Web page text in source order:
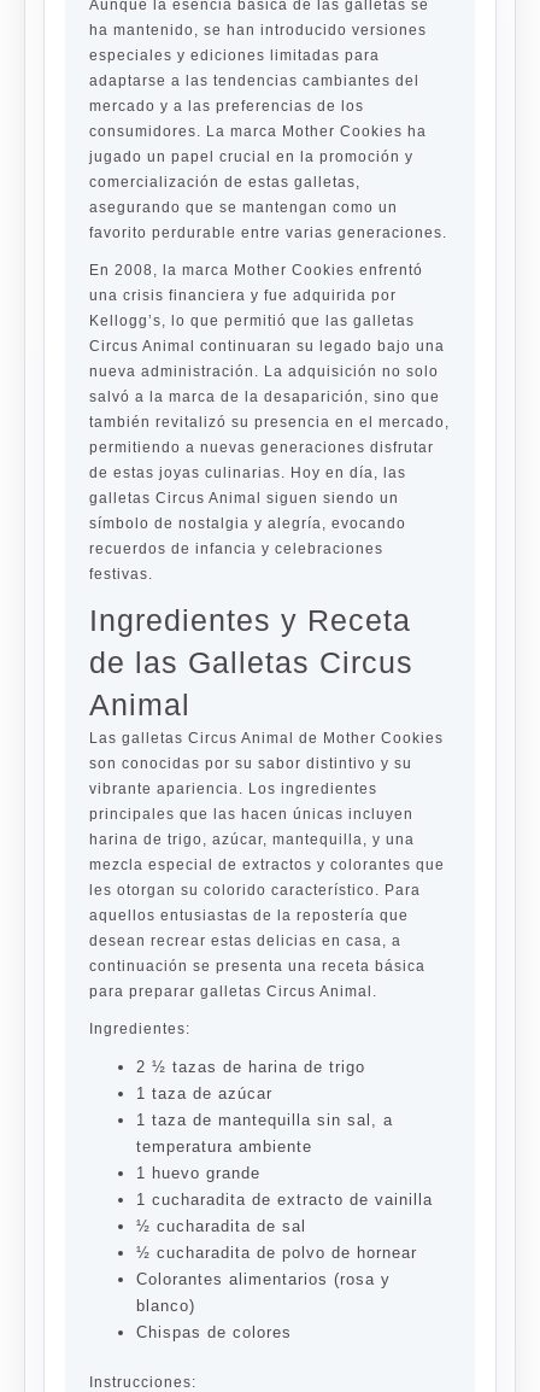
Aunque la esencia básica de las galletas se
ha mantenido, se han introducido versiones
especiales y ediciones limitadas para
adaptarse a las tendencias cambiantes del
mercado y a las preferencias de los
consumidores. La marca Mother Cookies ha
jugado un papel crucial en la promoción y
comercialización de estas galletas,
asegurando que se mantengan como un
favorito perdurable entre varias generaciones.
En 2008, la marca Mother Cookies enfrentó
una crisis financiera y fue adquirida por
Kellogg’s, lo que permitió que las galletas
Circus Animal continuaran su legado bajo una
nueva administración. La adquisición no solo
salvó a la marca de la desaparición, sino que
también revitalizó su presencia en el mercado,
permitiendo a nuevas generaciones disfrutar
de estas joyas culinarias. Hoy en día, las
galletas Circus Animal siguen siendo un
símbolo de nostalgia y alegría, evocando
recuerdos de infancia y celebraciones
festivas.
Ingredientes y Receta
de las Galletas Circus
Animal
Las galletas Circus Animal de Mother Cookies
son conocidas por su sabor distintivo y su
vibrante apariencia. Los ingredientes
principales que las hacen únicas incluyen
harina de trigo, azúcar, mantequilla, y una
mezcla especial de extractos y colorantes que
les otorgan su colorido característico. Para
aquellos entusiastas de la repostería que
desean recrear estas delicias en casa, a
continuación se presenta una receta básica
para preparar galletas Circus Animal.
Ingredientes:
2 ½ tazas de harina de trigo
1 taza de azúcar
1 taza de mantequilla sin sal, a
temperatura ambiente
1 huevo grande
1 cucharadita de extracto de vainilla
½ cucharadita de sal
½ cucharadita de polvo de hornear
Colorantes alimentarios (rosa y
blanco)
Chispas de colores
Instrucciones: